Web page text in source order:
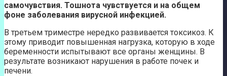
самочувствия. Тошнота чувствуется и на общем
фоне заболевания вирусной инфекцией.
В третьем триместре нередко развивается токсикоз. К
этому приводит повышенная нагрузка, которую в ходе
беременности испытывают все органы женщины. В
результате возникают нарушения в работе почек и
печени.